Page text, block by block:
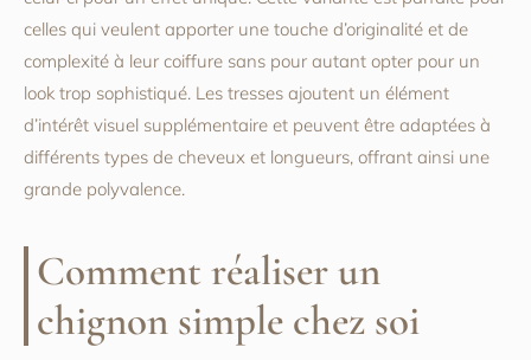
celles qui veulent apporter une touche d’originalité et de
complexité à leur coiffure sans pour autant opter pour un
look trop sophistiqué. Les tresses ajoutent un élément
d’intérêt visuel supplémentaire et peuvent être adaptées à
différents types de cheveux et longueurs, offrant ainsi une
grande polyvalence.
Comment réaliser un
chignon simple chez soi